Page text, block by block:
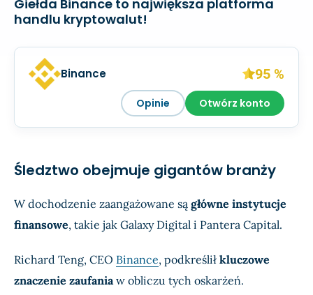
Giełda Binance to największa platforma
handlu kryptowalut!
Binance 95 %
Opinie Otwórz konto
Śledztwo obejmuje gigantów branży
W dochodzenie zaangażowane są główne instytucje
finansowe, takie jak Galaxy Digital i Pantera Capital.
Richard Teng, CEO Binance, podkreślił kluczowe
znaczenie zaufaniaw obliczu tych oskarżeń.